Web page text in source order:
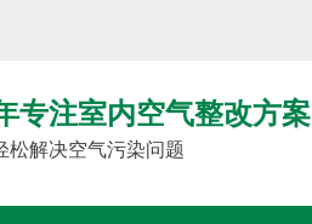
专注室内空气整改方案
松解决空气污染问题